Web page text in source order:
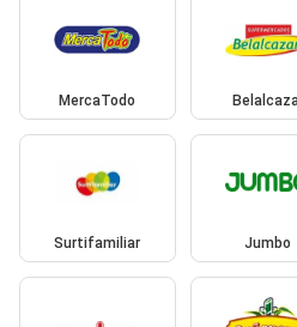
MercaTodo
Surtifamiliar Jumbo